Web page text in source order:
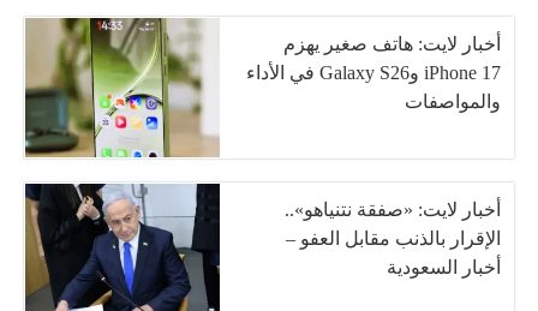
أخبار لايت: هاتف صغير يهزم
iPhone 17 وGalaxy S26 في الأداء
والمواصفات
أخبار لايت: «صفقة نتنياهو»..
الإقرار بالذنب مقابل العفو –
أخبار السعودية